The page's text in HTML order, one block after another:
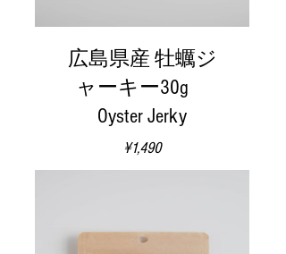
広島県産 牡蠣ジ
ャーキー30g
Oyster Jerky
¥1,490価
格